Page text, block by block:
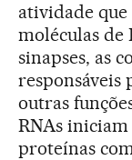
atividade que
moléculas de
sinapses, as
responsáveis
outras
RNAs
proteínas